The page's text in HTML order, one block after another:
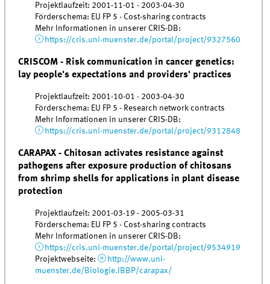
Projektlaufzeit: 2001-11-01 - 2003-04-30
Förderschema: EU FP 5 - Cost-sharing contracts
Mehr Informationen in unserer CRIS-DB:
https://cris.uni-muenster.de/portal/project/9327560
CRISCOM - Risk communication in cancer genetics:
lay people's expectations and providers' practices
Projektlaufzeit: 2001-10-01 - 2003-04-30
Förderschema: EU FP 5 - Research network contracts
Mehr Informationen in unserer CRIS-DB:
https://cris.uni-muenster.de/portal/project/9312848
CARAPAX - Chitosan activates resistance against
pathogens after exposure production of chitosans
from shrimp shells for applications in plant disease
protection
Projektlaufzeit: 2001-03-19 - 2005-03-31
Förderschema: EU FP 5 - Cost-sharing contracts
Mehr Informationen in unserer CRIS-DB:
https://cris.uni-muenster.de/portal/project/9534919
Projektwebseite:
http://www.uni-
muenster.de/Biologie.IBBP/carapax/